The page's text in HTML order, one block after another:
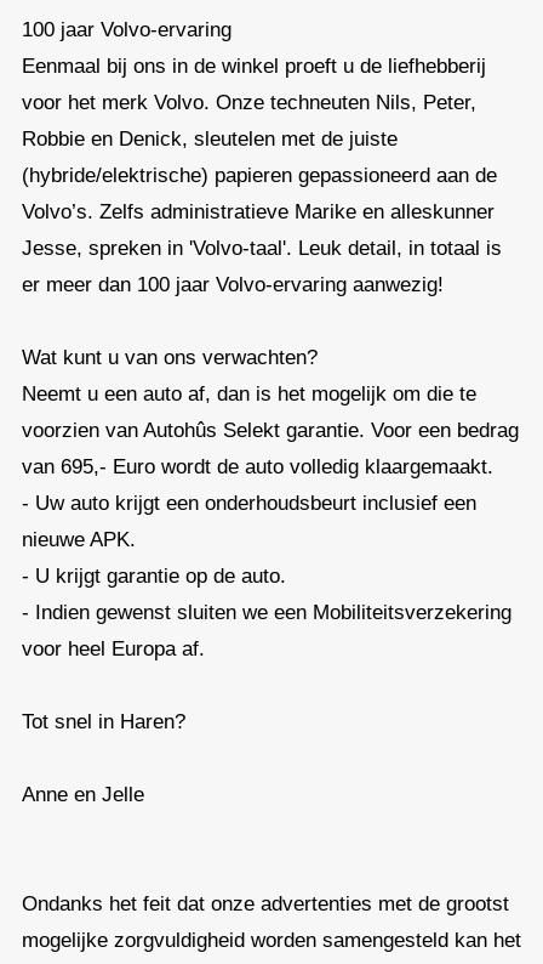
100 jaar Volvo-ervaring
Eenmaal bij ons in de winkel proeft u de liefhebberij
voor het merk Volvo. Onze techneuten Nils, Peter,
Robbie en Denick, sleutelen met de juiste
(hybride/elektrische) papieren gepassioneerd aan de
Volvo’s. Zelfs administratieve Marike en alleskunner
Jesse, spreken in 'Volvo-taal'. Leuk detail, in totaal is
er meer dan 100 jaar Volvo-ervaring aanwezig!
Wat kunt u van ons verwachten?
Neemt u een auto af, dan is het mogelijk om die te
voorzien van Autohûs Selekt garantie. Voor een bedrag
van 695,- Euro wordt de auto volledig klaargemaakt.
- Uw auto krijgt een onderhoudsbeurt inclusief een
nieuwe APK.
- U krijgt garantie op de auto.
- Indien gewenst sluiten we een Mobiliteitsverzekering
voor heel Europa af.
Tot snel in Haren?
Anne en Jelle
Ondanks het feit dat onze advertenties met de grootst
mogelijke zorgvuldigheid worden samengesteld kan het